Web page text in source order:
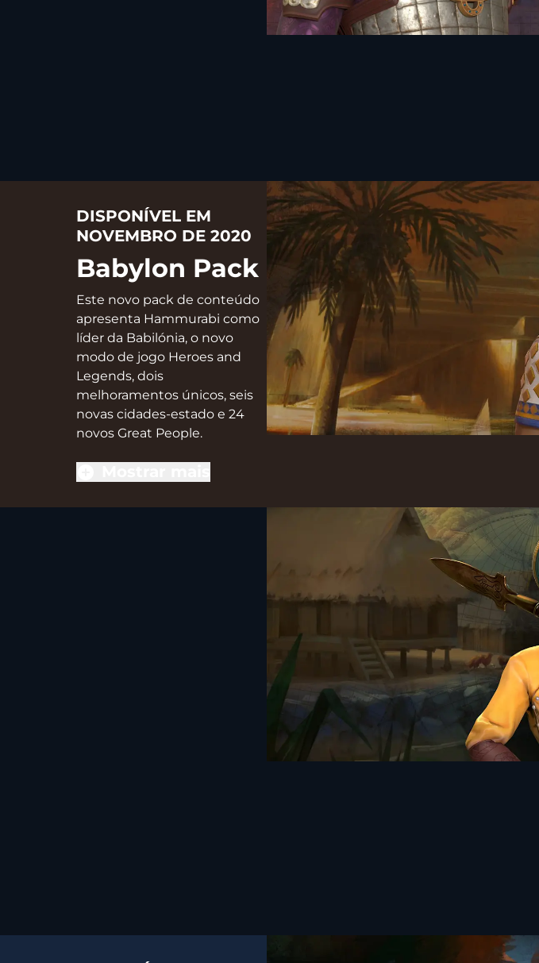
DISPONÍVEL EM
NOVEMBRO DE 2020
Babylon Pack
Este novo pack de conteúdo
apresenta Hammurabi como
líder da Babilónia, o novo
modo de jogo Heroes and
Legends, dois
melhoramentos únicos, seis
novas cidades-estado e 24
novos Great People.